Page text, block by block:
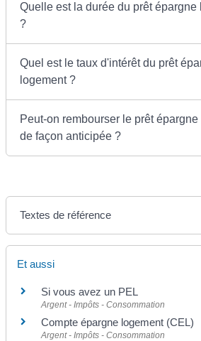
Quelle est la durée du prêt épargne
?
Quel est le taux d'intérêt du prêt
logement ?
Peut-on rembourser le prêt
de façon anticipée ?
Textes de référence
Et aussi
Si vous avez un PEL
Argent - Impôts - Consommation
Compte épargne logement (CEL)
Argent - Impôts - Consommation